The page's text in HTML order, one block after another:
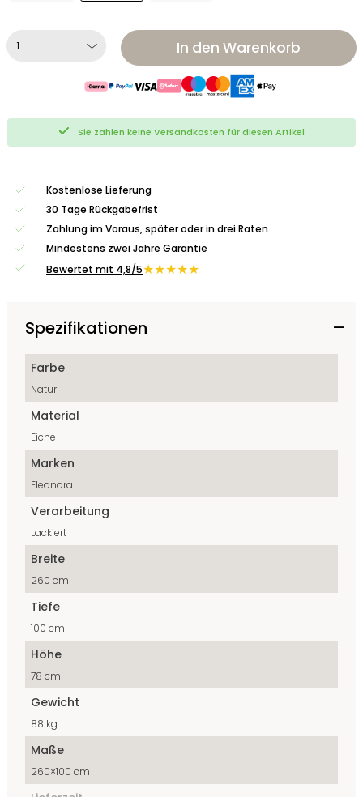
In den Warenkorb
Sie zahlen keine Versandkosten für diesen Artikel
Kostenlose Lieferung
30 Tage Rückgabefrist
Zahlung im Voraus, später oder in drei Raten
Mindestens zwei Jahre Garantie
Bewertet mit 4,8/5★★★★★
Spezifikationen
Farbe
Natur
Material
Eiche
Marken
Eleonora
Verarbeitung
Lackiert
Breite
260 cm
Tiefe
100 cm
Höhe
78 cm
Gewicht
88 kg
Maße
260×100 cm